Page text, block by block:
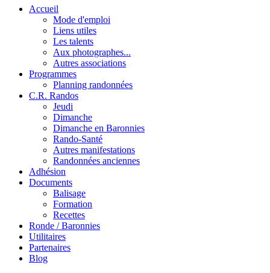
Accueil
Mode d'emploi
Liens utiles
Les talents
Aux photographes...
Autres associations
Programmes
Planning randonnées
C.R. Randos
Jeudi
Dimanche
Dimanche en Baronnies
Rando-Santé
Autres manifestations
Randonnées anciennes
Adhésion
Documents
Balisage
Formation
Recettes
Ronde / Baronnies
Utilitaires
Partenaires
Blog